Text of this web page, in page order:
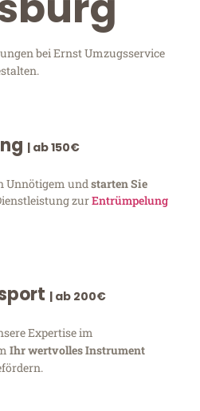
bei Ernst Umzugsservice
| ab 150€
Unnötigem und starten Sie
zurEntrümpelung
| ab 200€
Expertise im
Ihr wertvolles Instrument